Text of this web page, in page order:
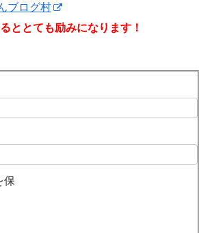
ブログ村
ととても励みになります！
保